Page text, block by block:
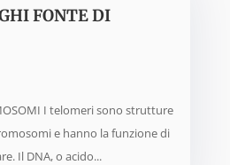
FONTE DI
I telomeri sono strutture
e hanno la funzione di
Il DNA, o acido...